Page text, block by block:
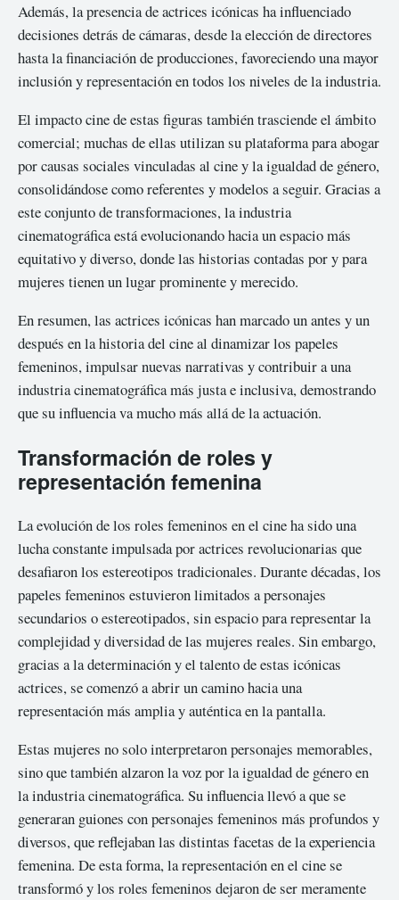
Además, la presencia de actrices icónicas ha influenciado
decisiones detrás de cámaras, desde la elección de directores
hasta la financiación de producciones, favoreciendo una mayor
inclusión y representación en todos los niveles de la industria.
El impacto cine de estas figuras también trasciende el ámbito
comercial; muchas de ellas utilizan su plataforma para abogar
por causas sociales vinculadas al cine y la igualdad de género,
consolidándose como referentes y modelos a seguir. Gracias a
este conjunto de transformaciones, la industria
cinematográfica está evolucionando hacia un espacio más
equitativo y diverso, donde las historias contadas por y para
mujeres tienen un lugar prominente y merecido.
En resumen, las actrices icónicas han marcado un antes y un
después en la historia del cine al dinamizar los papeles
femeninos, impulsar nuevas narrativas y contribuir a una
industria cinematográfica más justa e inclusiva, demostrando
que su influencia va mucho más allá de la actuación.
Transformación de roles y
representación femenina
La evolución de los roles femeninos en el cine ha sido una
lucha constante impulsada por actrices revolucionarias que
desafiaron los estereotipos tradicionales. Durante décadas, los
papeles femeninos estuvieron limitados a personajes
secundarios o estereotipados, sin espacio para representar la
complejidad y diversidad de las mujeres reales. Sin embargo,
gracias a la determinación y el talento de estas icónicas
actrices, se comenzó a abrir un camino hacia una
representación más amplia y auténtica en la pantalla.
Estas mujeres no solo interpretaron personajes memorables,
sino que también alzaron la voz por la igualdad de género en
la industria cinematográfica. Su influencia llevó a que se
generaran guiones con personajes femeninos más profundos y
diversos, que reflejaban las distintas facetas de la experiencia
femenina. De esta forma, la representación en el cine se
transformó y los roles femeninos dejaron de ser meramente